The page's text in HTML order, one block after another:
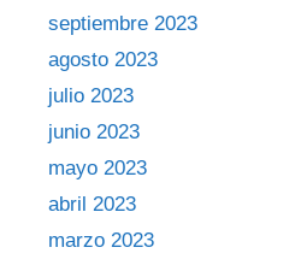
septiembre 2023
agosto 2023
julio 2023
junio 2023
mayo 2023
abril 2023
marzo 2023